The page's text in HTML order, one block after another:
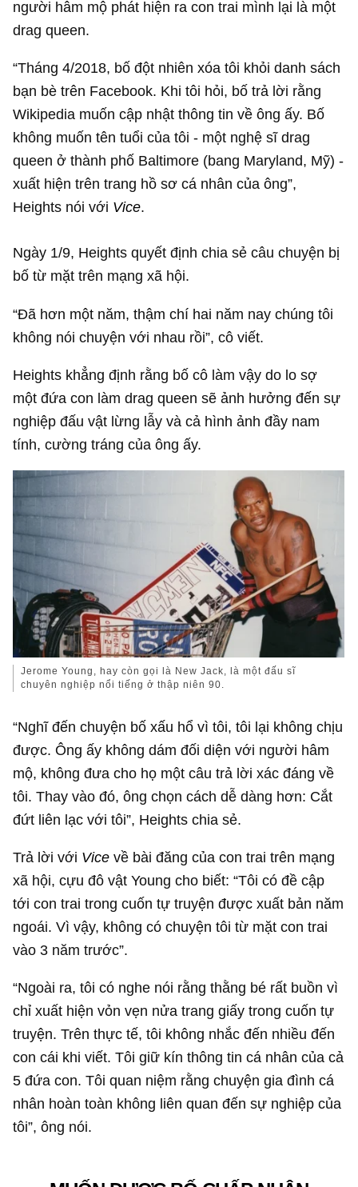
người hâm mộ phát hiện ra con trai mình lại là một
drag queen.
“Tháng 4/2018, bố đột nhiên xóa tôi khỏi danh sách
bạn bè trên Facebook. Khi tôi hỏi, bố trả lời rằng
Wikipedia muốn cập nhật thông tin về ông ấy. Bố
không muốn tên tuổi của tôi - một nghệ sĩ drag
queen ở thành phố Baltimore (bang Maryland, Mỹ) -
xuất hiện trên trang hồ sơ cá nhân của ông”,
Heights nói với Vice.
Ngày 1/9, Heights quyết định chia sẻ câu chuyện bị
bố từ mặt trên mạng xã hội.
“Đã hơn một năm, thậm chí hai năm nay chúng tôi
không nói chuyện với nhau rồi”, cô viết.
Heights khẳng định rằng bố cô làm vậy do lo sợ
một đứa con làm drag queen sẽ ảnh hưởng đến sự
nghiệp đấu vật lừng lẫy và cả hình ảnh đầy nam
tính, cường tráng của ông ấy.
Jerome Young, hay còn gọi là New Jack, là một đấu sĩ
chuyên nghiệp nổi tiếng ở thập niên 90.
“Nghĩ đến chuyện bố xấu hổ vì tôi, tôi lại không chịu
được. Ông ấy không dám đối diện với người hâm
mộ, không đưa cho họ một câu trả lời xác đáng về
tôi. Thay vào đó, ông chọn cách dễ dàng hơn: Cắt
đứt liên lạc với tôi”, Heights chia sẻ.
Trả lời với Vicevề bài đăng của con trai trên mạng
xã hội, cựu đô vật Young cho biết: “Tôi có đề cập
tới con trai trong cuốn tự truyện được xuất bản năm
ngoái. Vì vậy, không có chuyện tôi từ mặt con trai
vào 3 năm trước”.
“Ngoài ra, tôi có nghe nói rằng thằng bé rất buồn vì
chỉ xuất hiện vỏn vẹn nửa trang giấy trong cuốn tự
truyện. Trên thực tế, tôi không nhắc đến nhiều đến
con cái khi viết. Tôi giữ kín thông tin cá nhân của cả
5 đứa con. Tôi quan niệm rằng chuyện gia đình cá
nhân hoàn toàn không liên quan đến sự nghiệp của
tôi”, ông nói.